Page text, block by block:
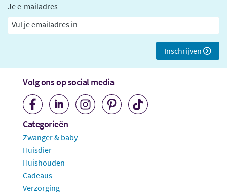
Je e-mailadres
Inschrijven
Volg ons op social media
Categorieën
Zwanger & baby
Huisdier
Huishouden
Cadeaus
Verzorging